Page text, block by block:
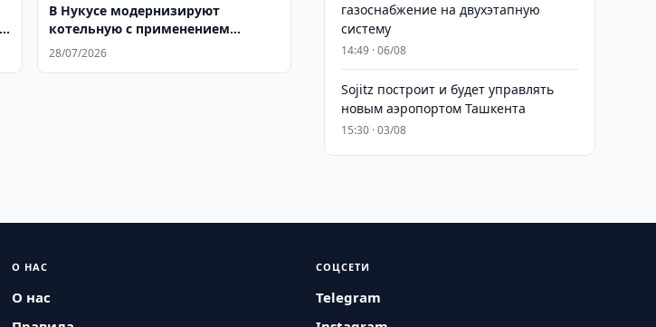
В Нукусе модернизируют
котельную с применением
когенерации
28/07/2026
газоснабжение на двухэтапную
систему
14:49 · 06/08
Sojitz построит и будет управлять
новым аэропортом Ташкента
15:30 · 03/08
О НАС
О нас
СОЦСЕТИ
Telegram